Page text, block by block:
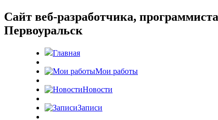
Cайт веб-разработчика,
Первоуральск
Главная
Мои работы
Новости
Записи